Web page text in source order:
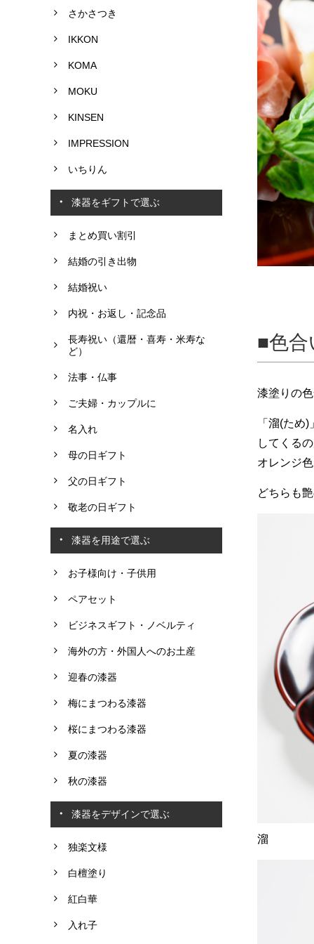
さかさつき
IKKON
KOMA
MOKU
KINSEN
IMPRESSION
いちりん
漆器をギフトで選ぶ
まとめ買い割引
結婚の引き出物
結婚祝い
内祝・お返し・記念品
長寿祝い（還暦・喜寿・米寿な
ど）
法事・仏事
ご夫婦・カップルに
名入れ
母の日ギフト
父の日ギフト
敬老の日ギフト
漆器を用途で選ぶ
お子様向け・子供用
ペアセット
ビジネスギフト・ノベルティ
海外の方・外国人へのお土産
迎春の漆器
梅にまつわる漆器
桜にまつわる漆器
夏の漆器
秋の漆器
漆器をデザインで選ぶ
独楽文様
白檀塗り
紅白華
入れ子
色合
漆塗りの
「溜(た
してくる
オレンジ
どちらも
溜